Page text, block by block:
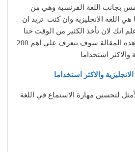
بجانب اللغة الفرنسية وهي من
اللغة الانجليزية وان كنت تريد ان
انك لان تأخذ الكثير من الوقت حتا
تتكلم بطلاقه من خلال هذه المقالة سوف تتعرف علي اهم 200
والاكثر استخداما
لتحسين مهارة الاستماع في اللغة